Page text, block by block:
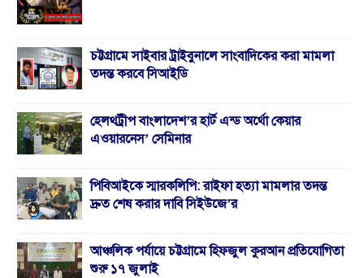
চট্টগ্রামে সাইবার ট্রাইবুনালে সাংবাদিকের করা মামলা
তদন্ত করবে সিআইডি
হেলথট্রীপ বাংলাদেশ’র হার্ট এন্ড অর্থো কেয়ার
এওয়ারনেস’ সেমিনার
পিবিআইকে স্মারকলিপি: রাইফা হত্যা মামলার তদন্ত
দ্রুত শেষ করার দাবি সিইউজে’র
আঞ্চলিক পর্যায়ে চট্টগ্রামে হিফজুল কুরআন প্রতিযোগিতা
শুরু ১৭ জুলাই